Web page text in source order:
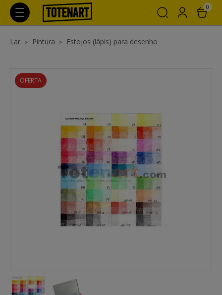
0
Lar Pintura Estojos (lápis) para desenho
OFERTA